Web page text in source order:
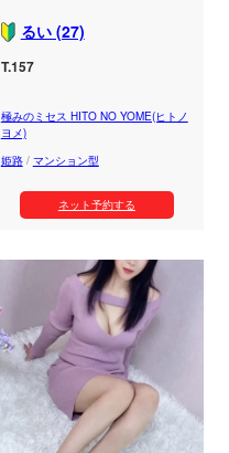
るい (27)
T.157
極みのミセス HITO NO YOME(ヒトノ
ヨメ)
姫路/ マンション型
ネット予約する